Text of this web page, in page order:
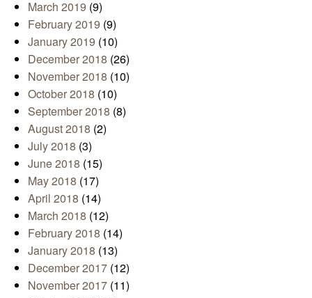
March 2019 (9)
February 2019 (9)
January 2019 (10)
December 2018 (26)
November 2018 (10)
October 2018 (10)
September 2018 (8)
August 2018 (2)
July 2018 (3)
June 2018 (15)
May 2018 (17)
April 2018 (14)
March 2018 (12)
February 2018 (14)
January 2018 (13)
December 2017 (12)
November 2017 (11)